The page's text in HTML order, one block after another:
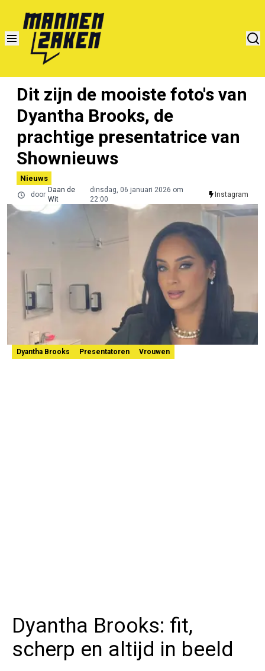
Dit zijn de mooiste foto's van
Dyantha Brooks, de
prachtige presentatrice van
Shownieuws
Nieuws
door
Daan de
Wit
dinsdag, 06 januari 2026 om
22:00
Instagram
Dyantha Brooks Presentatoren Vrouwen
Dyantha Brooks: fit,
scherp en altijd in beeld